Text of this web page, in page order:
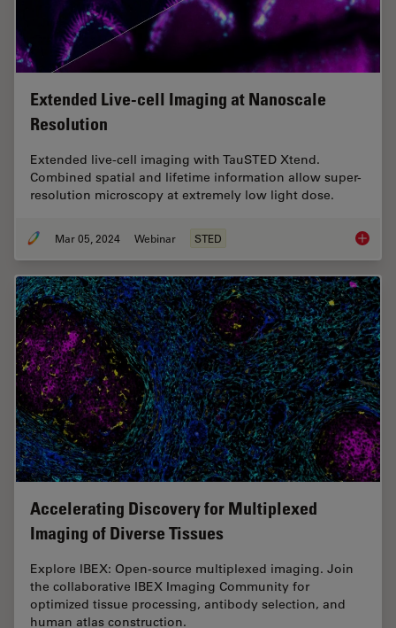
Extended Live-cell Imaging at Nanoscale
Resolution
Extended live-cell imaging with TauSTED Xtend.
Combined spatial and lifetime information allow super-
resolution microscopy at extremely low light dose.
Mar 05, 2024 Webinar STED
Accelerating Discovery for Multiplexed
Imaging of Diverse Tissues
Explore IBEX: Open-source multiplexed imaging. Join
the collaborative IBEX Imaging Community for
optimized tissue processing, antibody selection, and
human atlas construction.